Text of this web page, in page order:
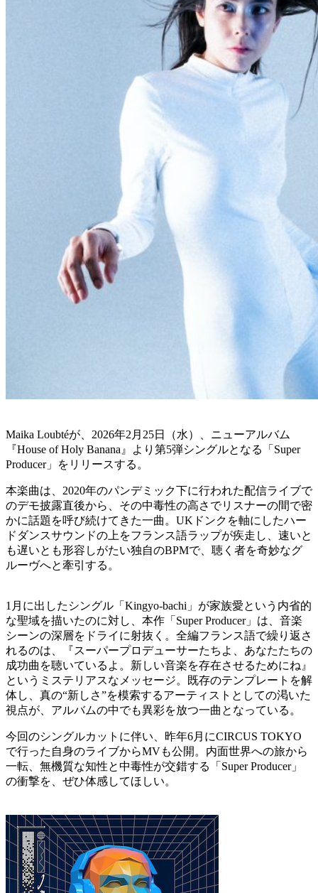
Maika Loubtéが、2026年2月25日（水）、ニューアルバム
『House of Holy Banana』より第5弾シングルとなる「Super
Producer」をリリースする。
本楽曲は、2020年のパンデミック下に行われた配信ライブで
のデモ披露直後から、その中毒性の高さでリスナーの間で密
かに話題を呼び続けてきた一曲。UKドンクを軸にしたハー
ドダンスサウンドの上をフランス語ラップが疾走し、速いと
も遅いとも形容しがたい独自のBPMで、聴く者を奇妙なグ
ルーヴへと牽引する。
1月に出したシングル「Kingyo-bachi」が家族愛という内省的
な聖域を描いたのに対し、本作「Super Producer」は、音楽
シーンの深層をドライに射抜く。全編フランス語で繰り返さ
れるのは、『スーパープロデューサーたちよ、あなたたちの
成功曲を聴いているよ。新しい音楽を存在させるためにね』
というミステリアスなメッセージ。既存のテンプレートを解
体し、真の“新しさ”を模索するアーティストとしての渇いた
視点が、アルバムの中でも異彩を放つ一曲となっている。
今回のシングルカットに伴い、昨年6月にCIRCUS TOKYO
で行った自身のライブからMVも公開。内面世界への旅から
一転、無機質な知性と中毒性が交錯する「Super Producer」
の衝撃を、ぜひ体感してほしい。